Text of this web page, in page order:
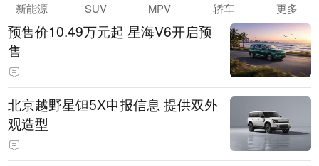
新能源 SUV MPV 轿车 更多
预售价10.49万元起 星海V6开启预
售
北京越野星钽5X申报信息 提供双外
观造型